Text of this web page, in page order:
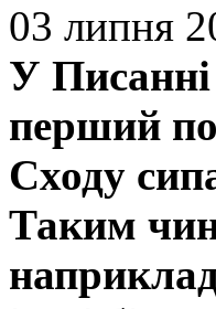
03 липня
У Писанні
перший
Сходу
Таким